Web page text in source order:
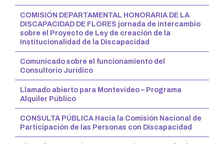
COMISIÓN DEPARTAMENTAL HONORARIA DE LA
DISCAPACIDAD DE FLORES jornada de intercambio
sobre el Proyecto de Ley de creación de la
Institucionalidad de la Discapacidad
Comunicado sobre el funcionamiento del
Consultorio Jurídico
Llamado abierto para Montevideo – Programa
Alquiler Público
CONSULTA PÚBLICA Hacia la Comisión Nacional de
Participación de las Personas con Discapacidad